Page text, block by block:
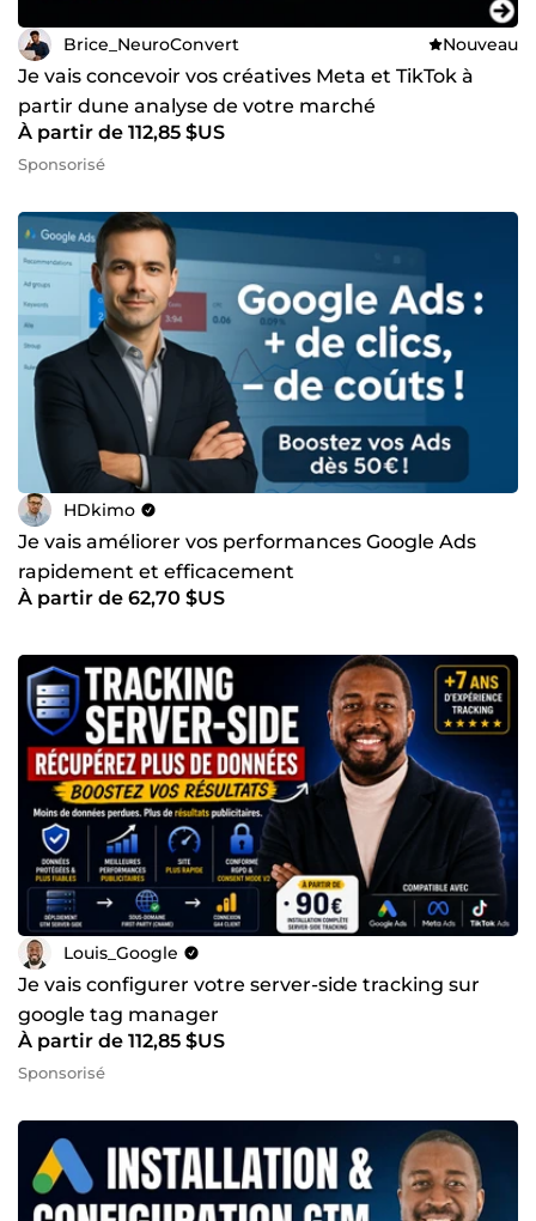
Brice_NeuroConvert Nouveau
Je vais concevoir vos créatives Meta et TikTok à
partir dune analyse de votre marché
À partir de 112,85 $US
Sponsorisé
HDkimo
Je vais améliorer vos performances Google Ads
rapidement et efficacement
À partir de 62,70 $US
Louis_Google
Je vais configurer votre server-side tracking sur
google tag manager
À partir de 112,85 $US
Sponsorisé